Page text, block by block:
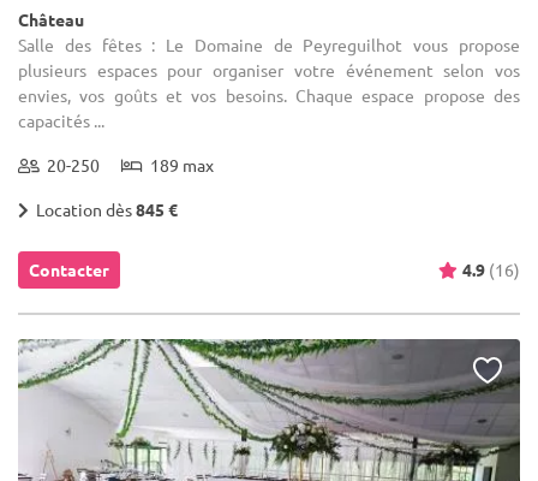
Château
Salle des fêtes : Le Domaine de Peyreguilhot vous propose
plusieurs espaces pour organiser votre événement selon vos
envies, vos goûts et vos besoins. Chaque espace propose des
capacités ...
20-250 189 max
Location dès845 €
Contacter 4.9 (16)